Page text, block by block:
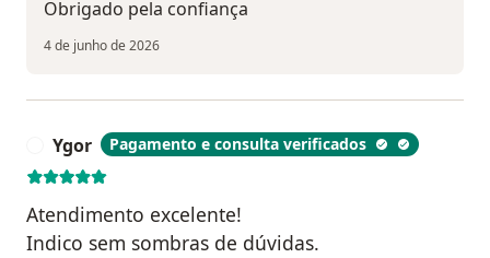
Obrigado pela confiança
4 de junho de 2026
Ygor Pagamento e consulta verificados
Atendimento excelente!
Indico sem sombras de dúvidas.